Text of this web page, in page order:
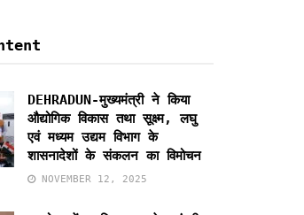
DEHRADUN-मुख्यमंत्री ने किया
औद्योगिक विकास तथा सूक्ष्म, लघु
एवं मध्यम उद्यम विभाग के
शासनादेशों के संकलन का विमोचन
NOVEMBER 12, 2025